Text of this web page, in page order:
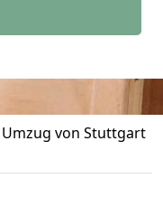
Umzug von Stuttgart